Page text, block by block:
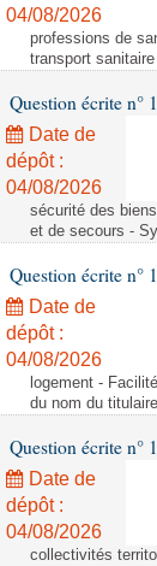
04/08/2026
professions de
transport
Question écrite n°
Date de
dépôt :
04/08/2026
sécurité des
et de secours -
Question écrite n°
Date de
dépôt :
04/08/2026
logement -
du nom du
Question écrite
Date de
dépôt :
04/08/2026
collectivités